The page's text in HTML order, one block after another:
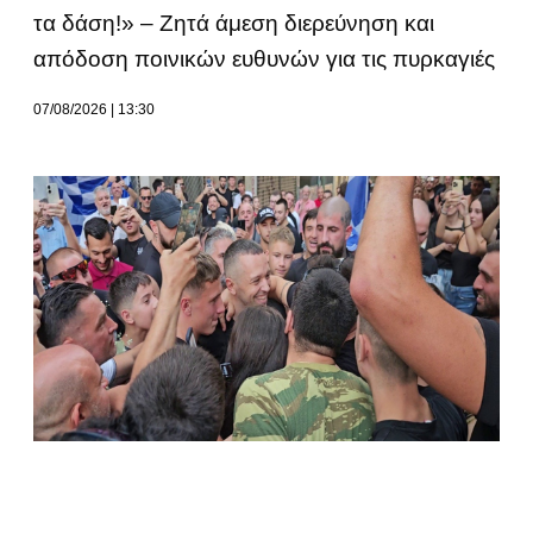
τα δάση!» – Ζητά άμεση διερεύνηση και
απόδοση ποινικών ευθυνών για τις πυρκαγιές
07/08/2026 13:30